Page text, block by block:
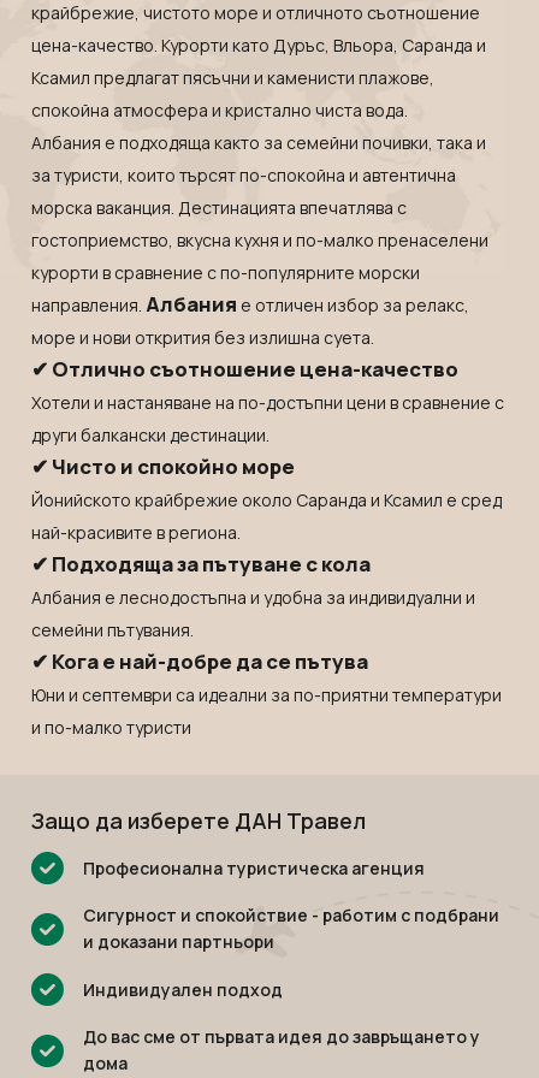
Екскурзии в Естония
Екскурзии в Катар
Екскурзии в Непал
Екскурзии в Полша
Екскурзии в Тунис
Екскурзии в Унгария
Екскурзии в Нидерландия
Екскурзии в Чехия
Екскурзии в Йордания
Екскурзии в Малта
Екскурзии в Португалия
Екскурзии в Румъния
Екскурзии в Северна Македония
Екскурзии в Словения
Екскурзии във Франция
Екскурзии в Хърватия
Екскурзия в Египет
Екскурзии България
Екскурзии във Финландия
Екскурзии в Русия
Екскурзии в Исландия
Екскурзии в Казакстан
Екскурзии в Нигерия
Екскурзии в Норвегия
Екскурзии в Узбекистан
Индонезия
Иран
Камбоджа
Катар
Колумбия
Коста Рика
Куба
Лаос
Мавриций
Малдиви
Малайзия
Мароко
Мексико
Непал
Нова Зеландия
Оман
ОАЕ
Парагвай
Перу
Руанда
Саудитска Арабия
Сейшели
Сингапур
Тайланд
крайбрежие, чистото море и отличното съотношение
цена-качество. Курорти като Дуръс, Вльора, Саранда и
Ксамил предлагат пясъчни и каменисти плажове,
спокойна атмосфера и кристално чиста вода.
Албания е подходяща както за семейни почивки, така и
за туристи, които търсят по-спокойна и автентична
морска ваканция. Дестинацията впечатлява с
гостоприемство, вкусна кухня и по-малко пренаселени
курорти в сравнение с по-популярните морски
направления. Албания е отличен избор за релакс,
море и нови открития без излишна суета.
✔ Отлично съотношение цена-качество
Хотели и настаняване на по-достъпни цени в сравнение с
други балкански дестинации.
✔ Чисто и спокойно море
Йонийското крайбрежие около Саранда и Ксамил е сред
най-красивите в региона.
✔ Подходяща за пътуване с кола
Албания е леснодостъпна и удобна за индивидуални и
семейни пътувания.
✔ Кога е най-добре да се пътува
Юни и септември са идеални за по-приятни температури
и по-малко туристи
Защо да изберете ДАН Травел
Професионална туристическа агенция
Сигурност и спокойствие - работим с подбрани
и доказани партньори
Индивидуален подход
До вас сме от първата идея до завръщането у
дома